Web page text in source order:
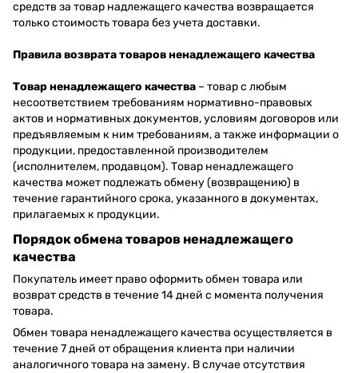
средств за товар надлежащего качества возвращается
только стоимость товара без учета доставки.
Правила возврата товаров ненадлежащего качества
Товар ненадлежащего качества – товар с любым
несоответствием требованиям нормативно-правовых
актов и нормативных документов, условиям договоров или
предъявляемым к ним требованиям, а также информации о
продукции, предоставленной производителем
(исполнителем, продавцом). Товар ненадлежащего
качества может подлежать обмену (возвращению) в
течение гарантийного срока, указанного в документах,
прилагаемых к продукции.
Порядок обмена товаров ненадлежащего
качества
Покупатель имеет право оформить обмен товара или
возврат средств в течение 14 дней с момента получения
товара.
Обмен товара ненадлежащего качества осуществляется в
течение 7 дней от обращения клиента при наличии
аналогичного товара на замену. В случае отсутствия